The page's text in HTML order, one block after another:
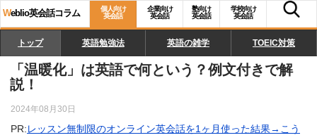
Weblio英会話コラム
個人向け
英会話
企業向け
英会話
塾向け
英会話
学校向け
英会話
トップ 英語勉強法 英語の雑学 TOEIC対策
「温暖化」は英語で何という？例文付きで解
説！
2024年08月30日
PR:レッスン無制限のオンライン英会話を1ヶ月使った結果→こう